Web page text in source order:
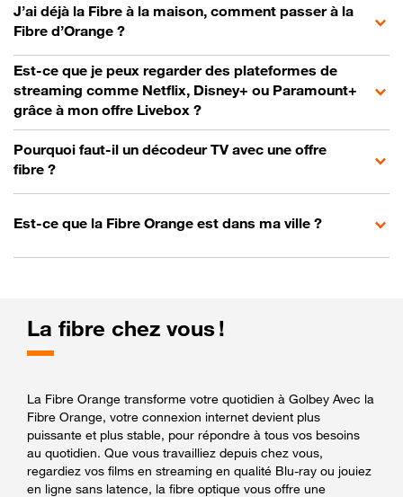
J’ai déjà la Fibre à la maison, comment passer à la
Fibre d’Orange ?
Est-ce que je peux regarder des plateformes de
streaming comme Netflix, Disney+ ou Paramount+
grâce à mon offre Livebox ?
Pourquoi faut-il un décodeur TV avec une offre
fibre ?
Est-ce que la Fibre Orange est dans ma ville ?
La fibre chez vous !
La Fibre Orange transforme votre quotidien à Golbey Avec la
Fibre Orange, votre connexion internet devient plus
puissante et plus stable, pour répondre à tous vos besoins
au quotidien. Que vous travailliez depuis chez vous,
regardiez vos films en streaming en qualité Blu-ray ou jouiez
en ligne sans latence, la fibre optique vous offre une